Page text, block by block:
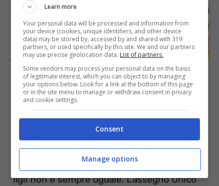
Assegno Unico arriva oggi a
tantissimi beneficiari: ecco per
chi
L’erogazione a beneficio delle famiglie con
figli non è sempre uguale. L’assegno Unico
Learn more
Your personal data will be processed and information from
your device (cookies, unique identifiers, and other device
data) may be stored by, accessed by and shared with 319
partners, or used specifically by this site. We and our partners
may use precise geolocation data. List of partners.
Some vendors may process your personal data on the basis
of legitimate interest, which you can object to by managing
your options below. Look for a link at the bottom of this page
or in the site menu to manage or withdraw consent in privacy
and cookie settings.
Consent
Manage options